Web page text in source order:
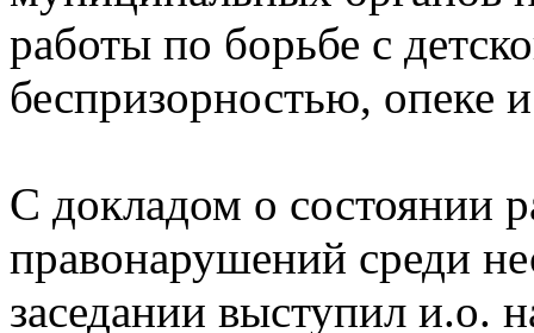
работы по борьбе с
беспризорностью, опеке
С докладом о состоянии
правонарушений среди
заседании выступил